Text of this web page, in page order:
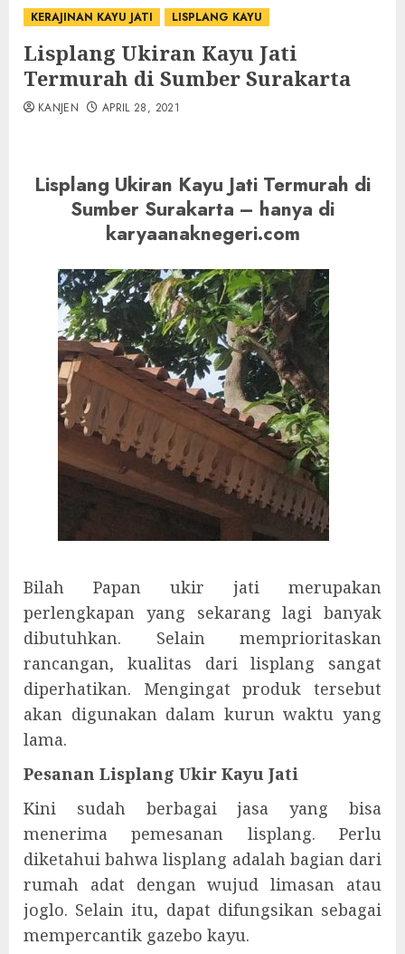
KERAJINAN KAYU JATI LISPLANG KAYU
Lisplang Ukiran Kayu Jati
Termurah di Sumber Surakarta
KANJEN APRIL 28, 2021
Lisplang Ukiran Kayu Jati Termurah di
Sumber Surakarta – hanya di
karyaanaknegeri.com
Bilah Papan ukir jati merupakan
perlengkapan yang sekarang lagi banyak
dibutuhkan. Selain memprioritaskan
rancangan, kualitas dari lisplang sangat
diperhatikan. Mengingat produk tersebut
akan digunakan dalam kurun waktu yang
lama.
Pesanan Lisplang Ukir Kayu Jati
Kini sudah berbagai jasa yang bisa
menerima pemesanan lisplang. Perlu
diketahui bahwa lisplang adalah bagian dari
rumah adat dengan wujud limasan atau
joglo. Selain itu, dapat difungsikan sebagai
mempercantik gazebo kayu.